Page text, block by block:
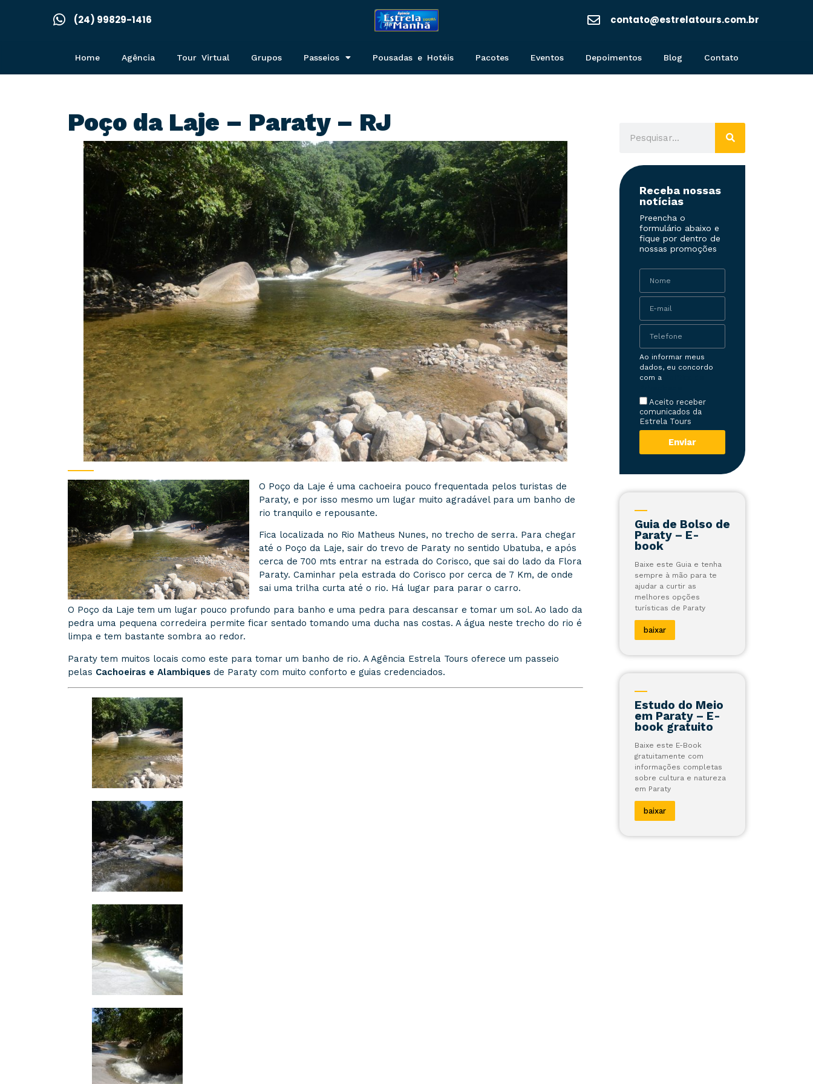
(24) 99829-1416 contato@estrelatours.com.br
Home Agência Tour Virtual Grupos Passeios Pousadas e Hotéis Pacotes Eventos Depoimentos Blog Contato
Poço da Laje – Paraty – RJ
O Poço da Laje é uma cachoeira pouco frequentada pelos turistas de
Paraty, e por isso mesmo um lugar muito agradável para um banho de
rio tranquilo e repousante.
Fica localizada no Rio Matheus Nunes, no trecho de serra. Para chegar
até o Poço da Laje, sair do trevo de Paraty no sentido Ubatuba, e após
cerca de 700 mts entrar na estrada do Corisco, que sai do lado da Flora
Paraty. Caminhar pela estrada do Corisco por cerca de 7 Km, de onde
sai uma trilha curta até o rio. Há lugar para parar o carro.
O Poço da Laje tem um lugar pouco profundo para banho e uma pedra para descansar e tomar um sol. Ao lado da
pedra uma pequena corredeira permite ficar sentado tomando uma ducha nas costas. A água neste trecho do rio é
limpa e tem bastante sombra ao redor.
Paraty tem muitos locais como este para tomar um banho de rio. A Agência Estrela Tours oferece um passeio
pelas Cachoeiras e Alambiques de Paraty com muito conforto e guias credenciados.
Receba nossas
notícias
Preencha o
formulário abaixo e
fique por dentro de
nossas promoções
Ao informar meus
dados, eu concordo
com a
Aceito receber
comunicados da
Estrela Tours
Enviar
Guia de Bolso de
Paraty – E-
book
Baixe este Guia e tenha
sempre à mão para te
ajudar a curtir as
melhores opções
turísticas de Paraty
baixar
Estudo do Meio
em Paraty – E-
book gratuito
Baixe este E-Book
gratuitamente com
informações completas
sobre cultura e natureza
em Paraty
baixar